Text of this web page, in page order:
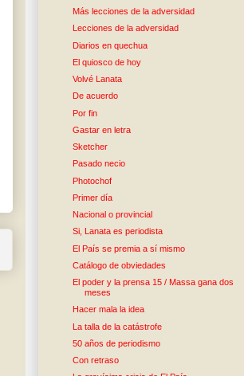
Más lecciones de la adversidad
Lecciones de la adversidad
Diarios en quechua
El quiosco de hoy
Volvé Lanata
De acuerdo
Por fin
Gastar en letra
Sketcher
Pasado necio
Photochof
Primer día
Nacional o provincial
Si, Lanata es periodista
El País se premia a sí mismo
Catálogo de obviedades
El poder y la prensa 15 / Massa gana dos
meses
Hacer mala la idea
La talla de la catástrofe
50 años de periodismo
Con retraso